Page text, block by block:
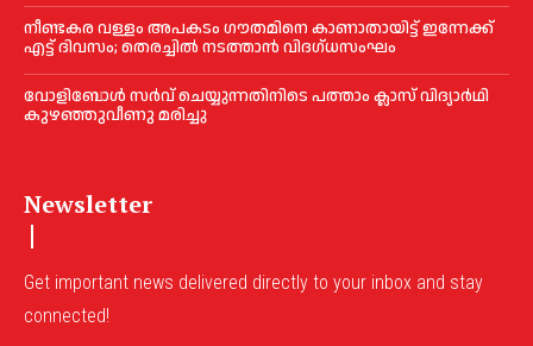
നീണ്ടകര വള്ളം അപകടം ഗൗതമിനെ കാണാതായിട്ട് ഇന്നേക്ക്
എട്ട് ദിവസം; തെരച്ചില്‍ നടത്താൻ വിദഗ്ധസംഘം
വോളിബോൾ സർവ് ചെയ്യുന്നതിനിടെ പത്താം ക്ലാസ് വിദ്യാർഥി
കുഴഞ്ഞുവീണു മരിച്ചു
Newsletter
Get important news delivered directly to your inbox and stay
connected!